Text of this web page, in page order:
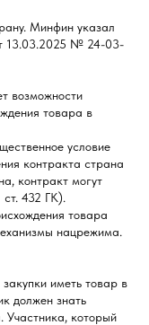
Минфин указал
13.03.2025 № 24-03-
возможности
товара в
условие
контракта страна
контракт могут
432 ГК).
товара
нацрежима.
иметь товар в
должен знать
Участника, который